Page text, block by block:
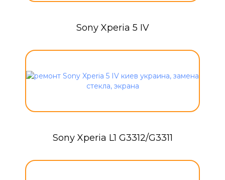
Sony Xperia 5 IV
Sony Xperia L1 G3312/G3311